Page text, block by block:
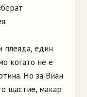
плеяда, един
когато не е
Но за Виан
щастие, макар